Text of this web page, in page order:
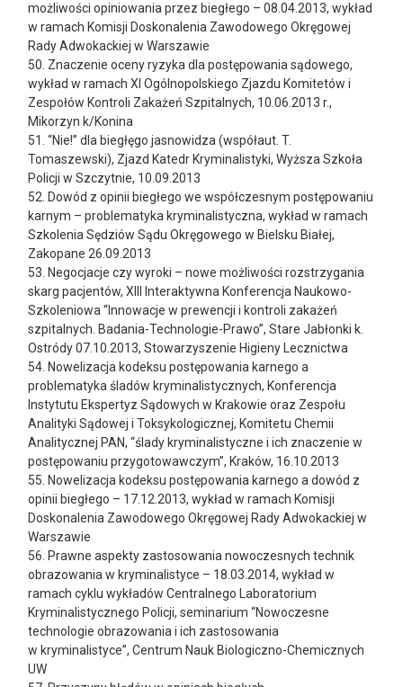
możliwości opiniowania przez biegłego – 08.04.2013, wykład
w ramach Komisji Doskonalenia Zawodowego Okręgowej
Rady Adwokackiej w Warszawie
50. Znaczenie oceny ryzyka dla postępowania sądowego,
wykład w ramach XI Ogólnopolskiego Zjazdu Komitetów i
Zespołów Kontroli Zakażeń Szpitalnych, 10.06.2013 r.,
Mikorzyn k/Konina
51. “Nie!” dla biegłęgo jasnowidza (współaut. T.
Tomaszewski), Zjazd Katedr Kryminalistyki, Wyższa Szkoła
Policji w Szczytnie, 10.09.2013
52. Dowód z opinii biegłego we współczesnym postępowaniu
karnym – problematyka kryminalistyczna, wykład w ramach
Szkolenia Sędziów Sądu Okręgowego w Bielsku Białej,
Zakopane 26.09.2013
53. Negocjacje czy wyroki – nowe możliwości rozstrzygania
skarg pacjentów, XIII Interaktywna Konferencja Naukowo-
Szkoleniowa “Innowacje w prewencji i kontroli zakażeń
szpitalnych. Badania-Technologie-Prawo”, Stare Jabłonki k.
Ostródy 07.10.2013, Stowarzyszenie Higieny Lecznictwa
54. Nowelizacja kodeksu postępowania karnego a
problematyka śladów kryminalistycznych, Konferencja
Instytutu Ekspertyz Sądowych w Krakowie oraz Zespołu
Analityki Sądowej i Toksykologicznej, Komitetu Chemii
Analitycznej PAN, “ślady kryminalistyczne i ich znaczenie w
postępowaniu przygotowawczym”, Kraków, 16.10.2013
55. Nowelizacja kodeksu postępowania karnego a dowód z
opinii biegłego – 17.12.2013, wykład w ramach Komisji
Doskonalenia Zawodowego Okręgowej Rady Adwokackiej w
Warszawie
56. Prawne aspekty zastosowania nowoczesnych technik
obrazowania w kryminalistyce – 18.03.2014, wykład w
ramach cyklu wykładów Centralnego Laboratorium
Kryminalistycznego Policji, seminarium “Nowoczesne
technologie obrazowania i ich zastosowania
w kryminalistyce”, Centrum Nauk Biologiczno-Chemicznych
UW